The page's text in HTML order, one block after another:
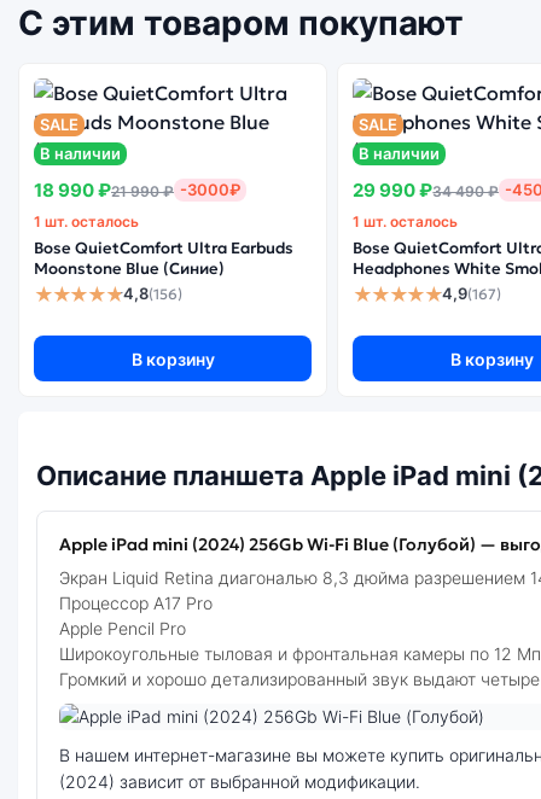
С этим товаром покупают
SALE
В наличии
18 990 ₽21 990 ₽ -3000₽
1 шт. осталось
Bose QuietComfort Ultra Earbuds
Moonstone Blue (Синие)
★★★★★4,8(156)
В корзину
SALE
В наличии
29 990 ₽34 490 ₽ -
1 шт. осталось
Bose QuietComfort
Headphones White
★★★★★4,9(167)
В корзину
Описание планшета Apple iPad mini
Apple iPad mini (2024) 256Gb Wi-Fi Blue (Голубой) —
Экран Liquid Retina диагональю 8,3 дюйма разрешением
Процессор А17 Pro
Apple Pencil Pro
Широкоугольные тыловая и фронтальная камеры по 12
Громкий и хорошо детализированный звук выдают
В нашем интернет-магазине вы можете купить оригинальный планшет Apple iPad mini (2024) 256Gb Wi-Fi Blue (Голубой) по выгодной цене. Стоимость планшета Apple iPad mini
(2024) зависит от выбранной модификации.